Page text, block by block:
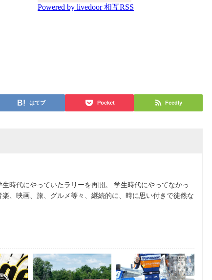
はてブ Pocket Feedly
時代にやっていたラリーを再開。 学生時代にやってなかっ
、映画、旅、グルメ等々、継続的に、時に思い付きで徒然な